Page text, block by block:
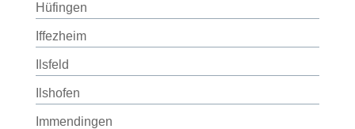
Hüfingen
Iffezheim
Ilsfeld
Ilshofen
Immendingen